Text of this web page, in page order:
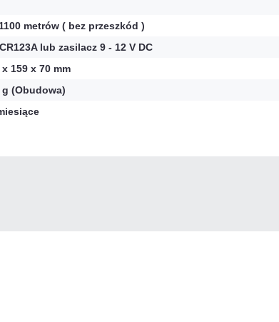
metrów ( bez przeszkód )
lub zasilacz 9 - 12 V DC
x 159 x 70 mm
g (Obudowa)